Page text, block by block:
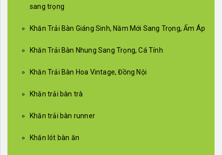
sang trọng
Khăn Trải Bàn Giáng Sinh, Năm Mới Sang Trọng, Ấm Áp
Khăn Trải Bàn Nhung Sang Trọng, Cá Tính
Khăn Trải Bàn Hoa Vintage, Đồng Nội
Khăn trải bàn trà
Khăn trải bàn runner
Khăn lót bàn ăn